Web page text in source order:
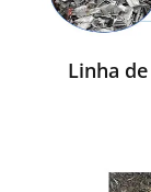
Linha